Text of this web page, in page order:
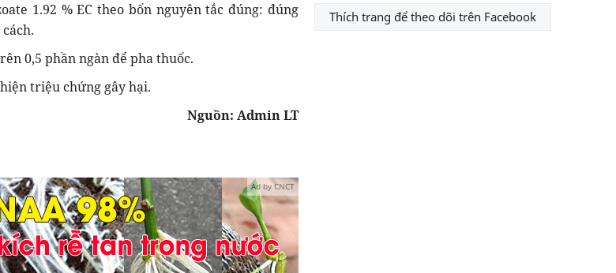
1.92 % EC theo bốn nguyên tắc đúng: đúng
0,5 phần ngàn để pha thuốc.
triệu chứng gây hại.
Nguồn: Admin LT
Ad by CNCT
Thích trang để theo dõi trên Facebook